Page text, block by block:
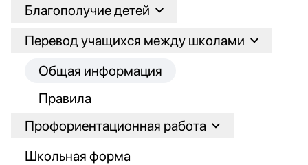
Благополучие детей
Перевод учащихся между школами
Общая информация
Правила
Профориентационная работа
Школьная форма